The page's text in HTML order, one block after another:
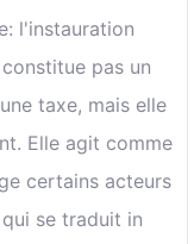
l'instauration
pas un
taxe, mais elle
Elle agit comme
certains acteurs
se traduit in